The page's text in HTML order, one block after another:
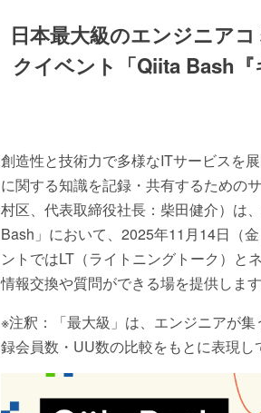
日本最大級のエンジニア
クイベント「Qiita Bash
創造性と技術力で多様なITサービスを
に関する知識を記録・共有するための
村区、代表取締役社長：柴田健介）は
Bash」において、2025年11月14日（
ントではLT（ライトニングトーク）と
情報交換や質問ができる場を提供します
※注釈：「最大級」は、エンジニアが
録会員数・UU数の比較をもとに表現し